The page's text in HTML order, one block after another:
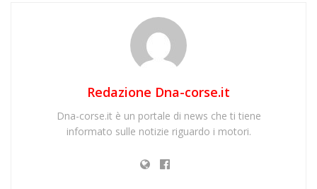
Redazione Dna-corse.it
Dna-corse.it è un portale di news che ti tiene
informato sulle notizie riguardo i motori.